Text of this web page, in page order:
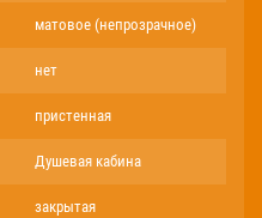
матовое (непрозрачное)
нет
пристенная
Душевая кабина
закрытая